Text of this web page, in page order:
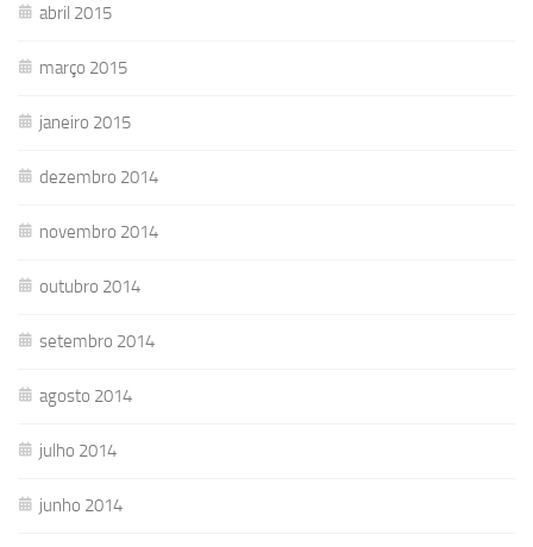
abril 2015
março 2015
janeiro 2015
dezembro 2014
novembro 2014
outubro 2014
setembro 2014
agosto 2014
julho 2014
junho 2014